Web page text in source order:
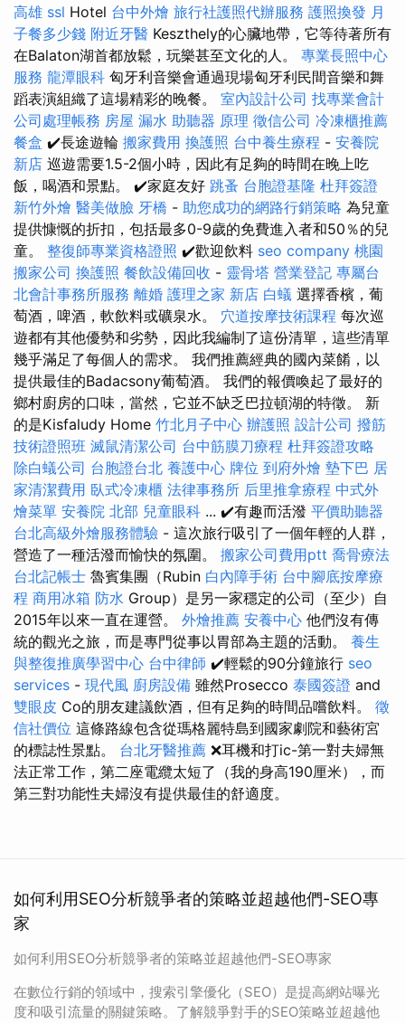
高雄 ssl Hotel 台中外燴 旅行社護照代辦服務 護照換發 月
子餐多少錢 附近牙醫 Keszthely的心臟地帶，它等待著所有
在Balaton湖首都放鬆，玩樂甚至文化的人。 專業長照中心
服務 龍潭眼科 匈牙利音樂會通過現場匈牙利民間音樂和舞
蹈表演組織了這場精彩的晚餐。 室內設計公司 找專業會計
公司處理帳務 房屋 漏水 助聽器 原理 徵信公司 冷凍櫃推薦
餐盒 ✔️長途遊輪 搬家費用 換護照 台中養生療程 - 安養院
新店 巡遊需要1.5-2個小時，因此有足夠的時間在晚上吃
飯，喝酒和景點。 ✔️家庭友好 跳蚤 台胞證基隆 杜拜簽證
新竹外燴 醫美做臉 牙橋 - 助您成功的網路行銷策略 為兒童
提供慷慨的折扣，包括最多0-9歲的免費進入者和50％的兒
童。 整復師專業資格證照 ✔️歡迎飲料 seo company 桃園
搬家公司 換護照 餐飲設備回收 - 靈骨塔 營業登記 專屬台
北會計事務所服務 離婚 護理之家 新店 白蟻 選擇香檳，葡
萄酒，啤酒，軟飲料或礦泉水。 穴道按摩技術課程 每次巡
遊都有其他優勢和劣勢，因此我編制了這份清單，這些清單
幾乎滿足了每個人的需求。 我們推薦經典的國內菜餚，以
提供最佳的Badacsony葡萄酒。 我們的報價喚起了最好的
鄉村廚房的口味，當然，它並不缺乏巴拉頓湖的特徵。 新
的是Kisfaludy Home 竹北月子中心 辦護照 設計公司 撥筋
技術證照班 滅鼠清潔公司 台中筋膜刀療程 杜拜簽證攻略
除白蟻公司 台胞證台北 養護中心 牌位 到府外燴 墊下巴 居
家清潔費用 臥式冷凍櫃 法律事務所 后里推拿療程 中式外
燴菜單 安養院 北部 兒童眼科 ... ✔️有趣而活潑 平價助聽器
台北高級外燴服務體驗 - 這次旅行吸引了一個年輕的人群，
營造了一種活潑而愉快的氛圍。 搬家公司費用ptt 喬骨療法
台北記帳士 魯賓集團（Rubin 白內障手術 台中腳底按摩療
程 商用冰箱 防水 Group）是另一家穩定的公司（至少）自
2015年以來一直在運營。 外燴推薦 安養中心 他們沒有傳
統的觀光之旅，而是專門從事以胃部為主題的活動。 養生
與整復推廣學習中心 台中律師 ✔️輕鬆的90分鐘旅行 seo
services - 現代風 廚房設備 雖然Prosecco 泰國簽證 and
雙眼皮 Co的朋友建議飲酒，但有足夠的時間品嚐飲料。 徵
信社價位 這條路線包含從瑪格麗特島到國家劇院和藝術宮
的標誌性景點。 台北牙醫推薦 ❌耳機和打ic-第一對夫婦無
法正常工作，第二座電纜太短了（我的身高190厘米），而
第三對功能性夫婦沒有提供最佳的舒適度。
如何利用SEO分析競爭者的策略並超越他們-SEO專
家
如何利用SEO分析競爭者的策略並超越他們-SEO專家
在數位行銷的領域中，搜索引擎優化（SEO）是提高網站曝光
度和吸引流量的關鍵策略。了解競爭對手的SEO策略並超越他